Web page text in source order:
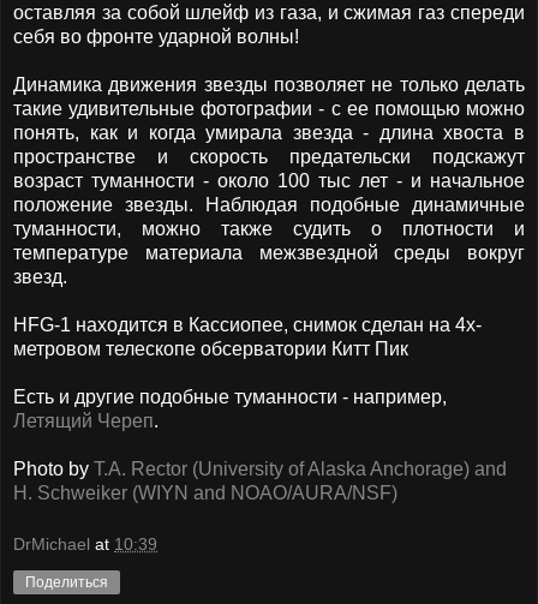
оставляя за собой шлейф из газа, и сжимая газ спереди
себя во фронте ударной волны!
Динамика движения звезды позволяет не только делать
такие удивительные фотографии - с ее помощью можно
понять, как и когда умирала звезда - длина хвоста в
пространстве и скорость предательски подскажут
возраст туманности - около 100 тыс лет - и начальное
положение звезды. Наблюдая подобные динамичные
туманности, можно также судить о плотности и
температуре материала межзвездной среды вокруг
звезд.
HFG-1 находится в Кассиопее, снимок сделан на 4х-
метровом телескопе обсерватории Китт Пик
Есть и другие подобные туманности - например,
Летящий Череп.
Photo by T.A. Rector (University of Alaska Anchorage) and
H. Schweiker (WIYN and NOAO/AURA/NSF)
DrMichael at 10:39
Поделиться